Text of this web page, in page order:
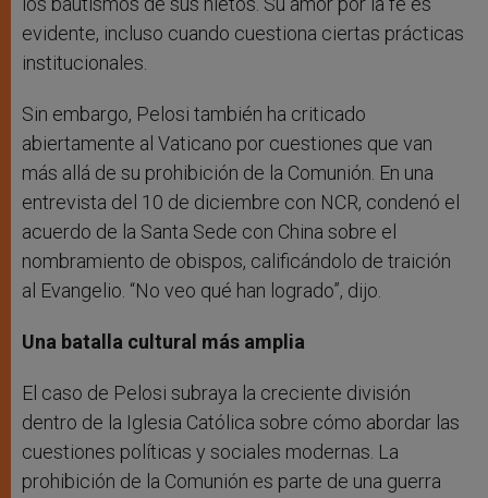
evidente, incluso cuando cuestiona ciertas prácticas
institucionales.
Sin embargo, Pelosi también ha criticado
abiertamente al Vaticano por cuestiones que van
más allá de su prohibición de la Comunión. En una
entrevista del 10 de diciembre con NCR, condenó el
acuerdo de la Santa Sede con China sobre el
nombramiento de obispos, calificándolo de traición
al Evangelio. “No veo qué han logrado”, dijo.
Una batalla cultural más amplia
El caso de Pelosi subraya la creciente división
dentro de la Iglesia Católica sobre cómo abordar las
cuestiones políticas y sociales modernas. La
prohibición de la Comunión es parte de una guerra